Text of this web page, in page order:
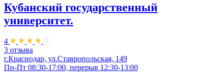
Кубанский государственный
университет.
4
3 отзыва
г.Краснодар, ул.Ставропольская, 149
Пн-Пт 08:30-17:00, перерыв 12:30-13:00